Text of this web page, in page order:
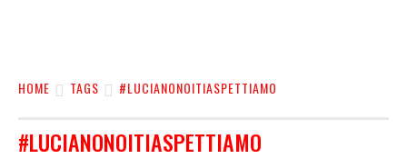
HOME TAGS #LUCIANONOITIASPETTIAMO
#LUCIANONOITIASPETTIAMO